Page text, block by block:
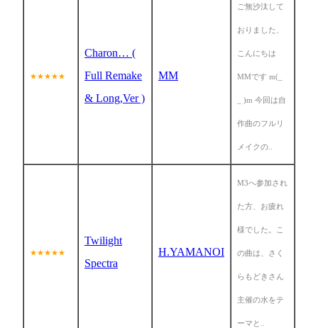
★★★★★
Charon… (
Full Remake
& Long,Ver )
MM
ご無沙汰して
おりました、
こんにちは
MMです m(_
_ )m 今回は自
作曲のフルリ
メイクの..
★★★★★
Twilight
Spectra
H.YAMANOI
M3へ参加され
た方、お疲れ
様でした。こ
の曲は、さく
らもどきさん
主催の水をテ
ーマと..